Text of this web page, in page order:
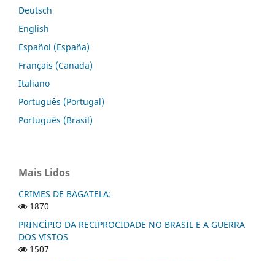
Deutsch
English
Español (España)
Français (Canada)
Italiano
Português (Portugal)
Português (Brasil)
Mais Lidos
CRIMES DE BAGATELA:
1870
PRINCÍPIO DA RECIPROCIDADE NO BRASIL E A GUERRA
DOS VISTOS
1507